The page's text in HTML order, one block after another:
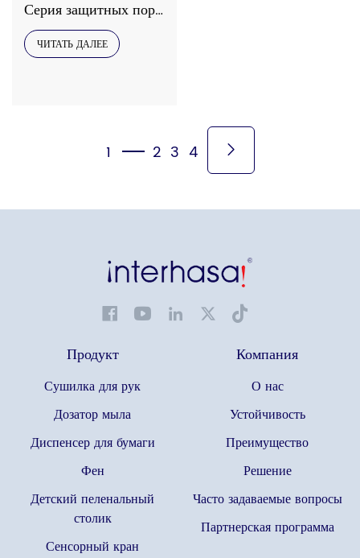
Серия защитных поручней Interhasa, модель 9030
ЧИТАТЬ ДАЛЕЕ
1 2 3 4
Продукт
Сушилка для рук
Дозатор мыла
Диспенсер для бумаги
Фен
Детский пеленальный
столик
Сенсорный кран
Компания
О нас
Устойчивость
Преимущество
Решение
Часто задаваемые вопросы
Партнерская программа